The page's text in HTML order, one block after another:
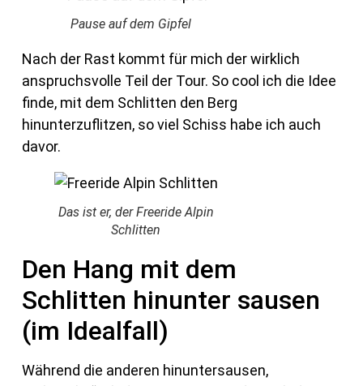
Pause auf dem Gipfel
Nach der Rast kommt für mich der wirklich
anspruchsvolle Teil der Tour. So cool ich die Idee
finde, mit dem Schlitten den Berg
hinunterzuflitzen, so viel Schiss habe ich auch
davor.
Das ist er, der Freeride Alpin
Schlitten
Den Hang mit dem
Schlitten hinunter sausen
(im Idealfall)
Während die anderen hinuntersausen,